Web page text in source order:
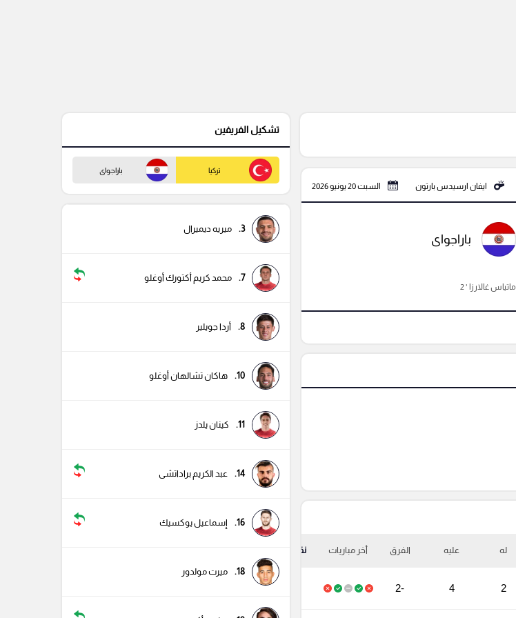
ايفان ارسيدس بارتون السبت 20 يونيو 2026
باراجواى
ماتياس غالارزا ' 2
له عليه الفرق أخر مباريات نقاط
2
4
-2
تشكيل الفريفين
تركيا باراجواى
3. ميريه ديميرال
7. محمد كريم أكتورك أوغلو
8. أردا جويلير
10. هاكان تشالهان أوغلو
11. كينان يلدز
14. عبد الكريم براداتشى
16. إسماعيل يوكسيك
18. ميرت مولدور